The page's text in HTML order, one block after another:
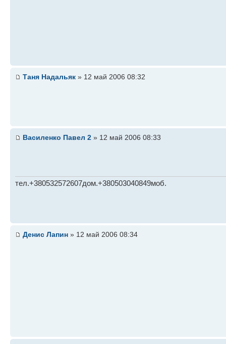
Таня Надальяк » 12 май 2006 08:32
Василенко Павел 2 » 12 май 2006 08:33
тел.+380532572607дом.+380503040849моб.
Денис Лапин » 12 май 2006 08:34